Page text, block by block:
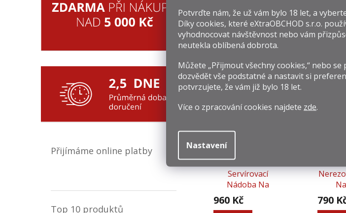
Potvrďte nám​​, že už vám bylo 18 let, a
Díky cookies, které eXtraOBCHOD s.r.o.
vyhodnocovat návštěvnost nebo vám
neutekla oblíbená dobrota.
Můžete „Přijmout všechny cookies,“ nebo
dozvědět vše podstatné a nastavit si
potvrzujete, že vám již bylo 18 let.
Více o zpracování cookies najdete zde.
Nastavení
Přijímáme online platby
Top 10 produktů
na mužskou potenci. Víno je svěží a
stává neopakovatelným zážitkem.
Související produkty
Servírovací
Nádoba Na
Šampaňské
960 Kč 790